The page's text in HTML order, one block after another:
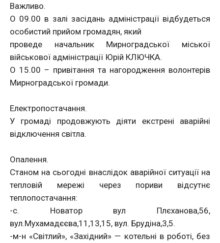
Важливо.
О 09.00 в залі засідань адміністрації відбудеться
особистий прийом громадян, який
проведе начальник Мирноградської міської
військової адміністрації Юрій КЛЮЧКА.
О 15.00 – привітання та нагородження волонтерів
Мирноградської громади.
Електропостачання.
У громаді продовжують діяти екстрені аварійні
відключення світла.
Опалення.
Станом на сьогодні внаслідок аварійної ситуації на
тепловій мережі через пориви відсутнє
теплопостачання:
-с. Новатор вул Плєханова,56,
вул.Мухамадєєва,11,13,15, вул. Брудіна,3,5.
-м-н «Світлий», «Західний» — котельні в роботі, без